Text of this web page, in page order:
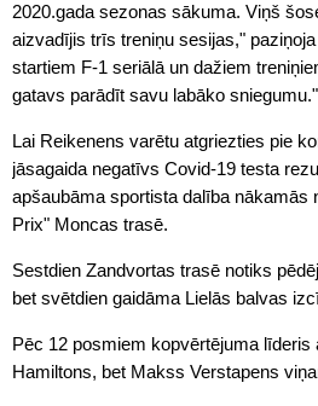
2020.gada sezonas sākuma. Viņš
aizvadījis trīs treniņu sesijas,"
startiem F-1 seriālā un dažiem
gatavs parādīt savu labāko sniegumu."
Lai Reikenens varētu atgriezties pie
jāsagaida negatīvs Covid-19 testa
apšaubāma sportista dalība nākamās
Prix" Moncas trasē.
Sestdien Zandvortas trasē notiks
bet svētdien gaidāma Lielās balvas
Pēc 12 posmiem kopvērtējuma līderis
Hamiltons, bet Makss Verstapens